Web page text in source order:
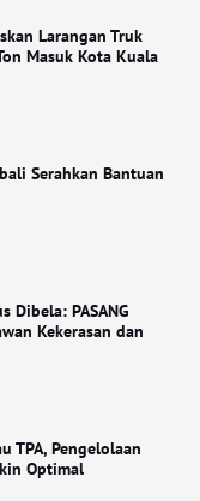
Larangan Truk
Masuk Kota Kuala
Serahkan Bantuan
Dibela: PASANG
Kekerasan dan
TPA, Pengelolaan
Optimal